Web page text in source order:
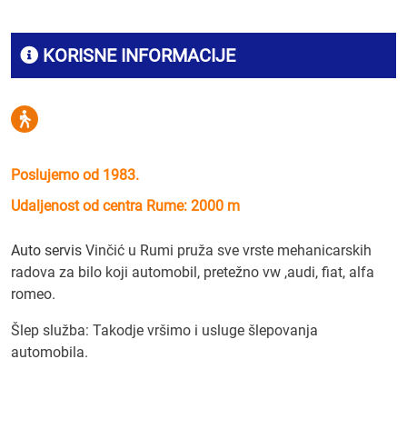
KORISNE INFORMACIJE
Poslujemo od 1983.
Udaljenost od centra Rume: 2000 m
Auto servis Vinčić u Rumi pruža sve vrste mehanicarskih
radova za bilo koji automobil, pretežno vw ,audi, fiat, alfa
romeo.
Šlep služba: Takodje vršimo i usluge šlepovanja
automobila.